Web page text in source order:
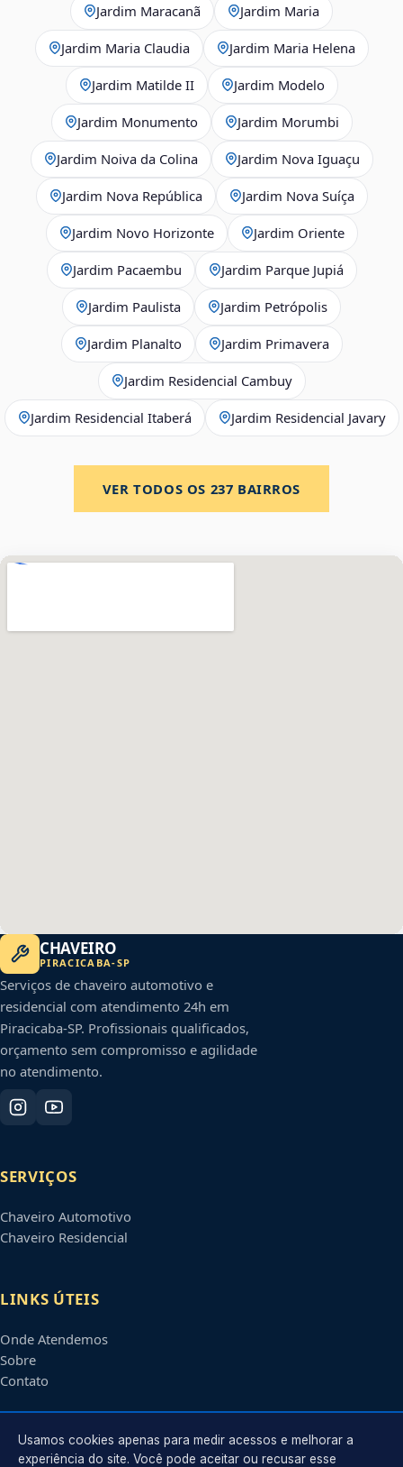
Jardim Maracanã Jardim Maria
Jardim Maria Claudia Jardim Maria Helena
Jardim Matilde II Jardim Modelo
Jardim Monumento Jardim Morumbi
Jardim Noiva da Colina Jardim Nova Iguaçu
Jardim Nova República Jardim Nova Suíça
Jardim Novo Horizonte Jardim Oriente
Jardim Pacaembu Jardim Parque Jupiá
Jardim Paulista Jardim Petrópolis
Jardim Planalto Jardim Primavera
Jardim Residencial Cambuy
Jardim Residencial Itaberá Jardim Residencial Javary
VER TODOS OS 237 BAIRROS
CHAVEIRO
PIRACICABA-SP
Serviços de chaveiro automotivo e
residencial com atendimento 24h em
Piracicaba-SP. Profissionais qualificados,
orçamento sem compromisso e agilidade
no atendimento.
SERVIÇOS
Chaveiro Automotivo
Chaveiro Residencial
LINKS ÚTEIS
Onde Atendemos
Sobre
Contato
CONTATO
Usamos cookies apenas para medir acessos e melhorar a
experiência do site. Você pode aceitar ou recusar esse